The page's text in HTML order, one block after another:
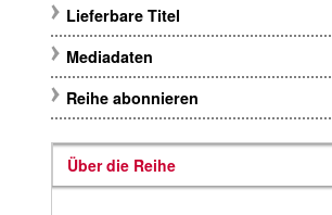
Lieferbare Titel
Mediadaten
Reihe abonnieren
Über die Reihe